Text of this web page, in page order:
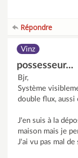
Répondre
Vinz
possesseur...
Bjr,
Système
double flux, aussi
J'en suis à la
maison mais je
J'ai vu pas mal